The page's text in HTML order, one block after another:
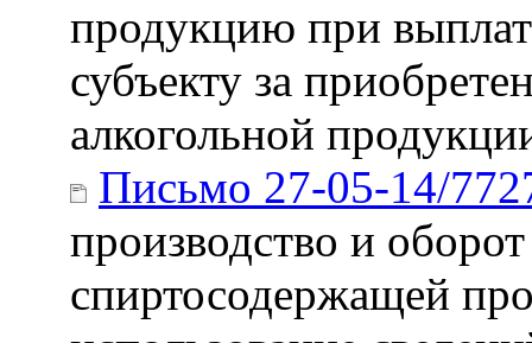
продукцию при
субъекту за
алкогольной
Письмо 27-05-14/
производство и
спиртосодержащей